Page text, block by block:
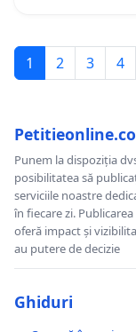
1 2 3 4
Punem la dispoziția
posibilitatea să
serviciile noastre
în fiecare zi.
oferă impact și
au putere de decizie
Ghiduri